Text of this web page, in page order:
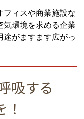
フィスや商業施設な
気環境を求める企業
途がますます広がっ
吸する